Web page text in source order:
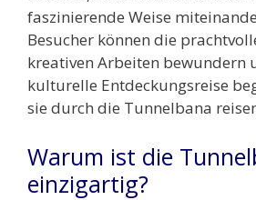
faszinierende Weise
Besucher können die
kreativen Arbeiten bewundern
kulturelle Entdeckungsreise
sie durch die Tunnelbana
Warum ist die
einzigartig?